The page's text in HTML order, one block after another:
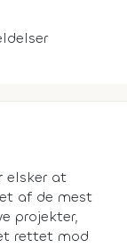
elsker at
af de mest
projekter,
rettet mod